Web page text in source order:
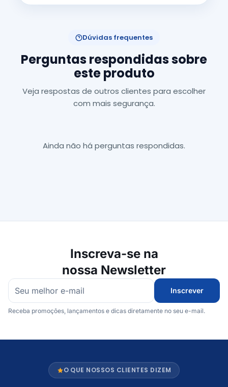
Dúvidas frequentes
Perguntas respondidas sobre
este produto
Veja respostas de outros clientes para escolher
com mais segurança.
Ainda não há perguntas respondidas.
Inscreva-se na
nossa Newsletter
Inscrever
Receba promoções, lançamentos e dicas diretamente no seu e-mail.
O QUE NOSSOS CLIENTES DIZEM